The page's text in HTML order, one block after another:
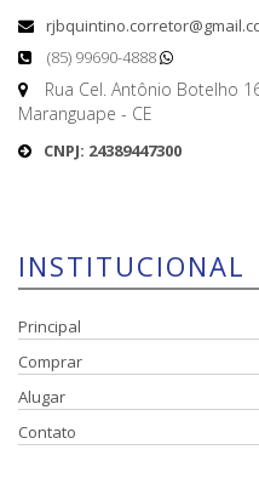
(85) 99690-4888
Rua Cel. Antônio Botelho
Maranguape - CE
CNPJ: 24389447300
INSTITUCIONAL
Principal
Comprar
Alugar
Contato